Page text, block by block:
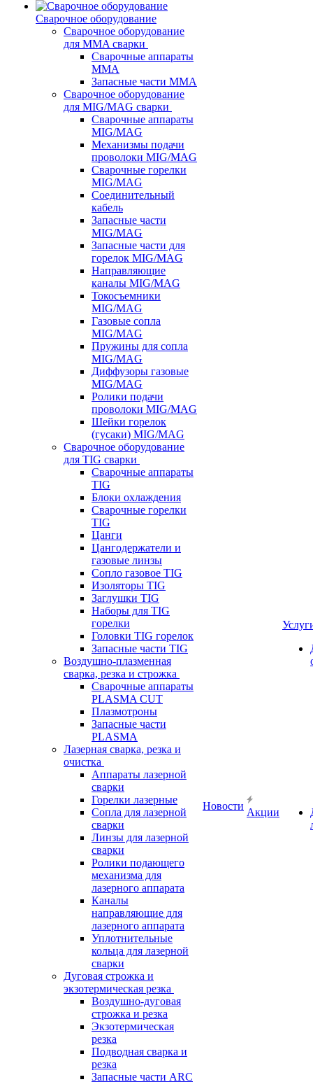
Сварочное оборудование
Сварочное оборудование
для MMA сварки
Сварочные аппараты
MMA
Запасные части MMA
Сварочное оборудование
для MIG/MAG сварки
Сварочные аппараты
MIG/MAG
Механизмы подачи
проволоки MIG/MAG
Сварочные горелки
MIG/MAG
Соединительный
кабель
Запасные части
MIG/MAG
Запасные части для
горелок MIG/MAG
Направляющие
каналы MIG/MAG
Токосъемники
MIG/MAG
Газовые сопла
MIG/MAG
Пружины для сопла
MIG/MAG
Диффузоры газовые
MIG/MAG
Ролики подачи
проволоки MIG/MAG
Шейки горелок
(гусаки) MIG/MAG
Сварочное оборудование
для TIG сварки
Сварочные аппараты
TIG
Блоки охлаждения
Сварочные горелки
TIG
Цанги
Цангодержатели и
газовые линзы
Сопло газовое TIG
Изоляторы TIG
Заглушки TIG
Наборы для TIG
горелки
Головки TIG горелок
Запасные части TIG
Воздушно-плазменная
сварка, резка и строжка
Сварочные аппараты
PLASMA CUT
Плазмотроны
Запасные части
PLASMA
Лазерная сварка, резка и
очистка
Аппараты лазерной
сварки
Горелки лазерные
Сопла для лазерной
сварки
Линзы для лазерной
сварки
Ролики подающего
механизма для
лазерного аппарата
Каналы
направляющие для
лазерного аппарата
Уплотнительные
кольца для лазерной
сварки
Дуговая строжка и
экзотермическая резка
Воздушно-дуговая
строжка и резка
Экзотермическая
резка
Подводная сварка и
резка
Запасные части ARC
Новости
Акции